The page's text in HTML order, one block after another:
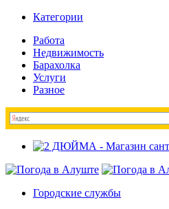
Категории
Работа
Недвижимость
Барахолка
Услуги
Разное
Городские службы